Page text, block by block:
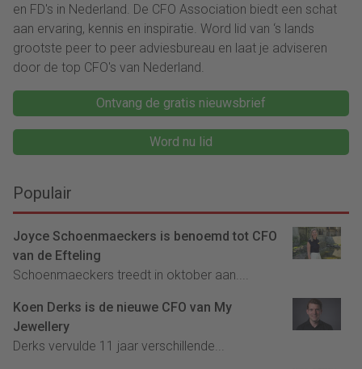
en FD's in Nederland. De CFO Association biedt een schat
aan ervaring, kennis en inspiratie. Word lid van ‘s lands
grootste peer to peer adviesbureau en laat je adviseren
door de top CFO's van Nederland.
Ontvang de gratis nieuwsbrief
Word nu lid
Populair
Joyce Schoenmaeckers is benoemd tot CFO
van de Efteling
Schoenmaeckers treedt in oktober aan....
Koen Derks is de nieuwe CFO van My
Jewellery
Derks vervulde 11 jaar verschillende...